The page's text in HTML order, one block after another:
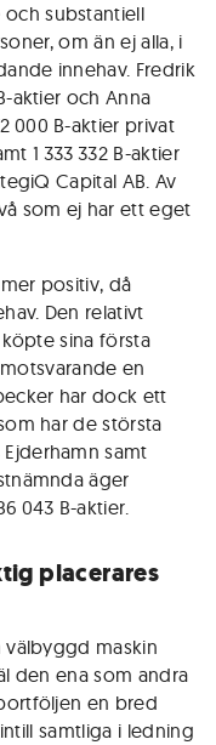
substantiell
om än ej alla, i
innehav. Fredrik
aktier och Anna
000 B-aktier privat
1 333 332 B-aktier
Capital AB. Av
som ej har ett eget
positiv, då
Den relativt
köpte sina första
en
har dock ett
har de största
samt
äger
043 B-aktier.
placerares
välbyggd maskin
den ena som andra
en bred
samtliga i ledning